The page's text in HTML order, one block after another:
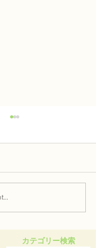
」をカタチに
ーギーのおし
カテゴリー検索